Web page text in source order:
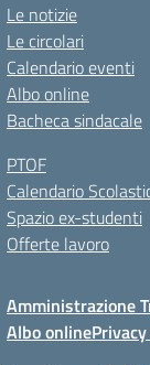
Le notizie
Le circolari
Calendario eventi
Albo online
Bacheca sindacale
PTOF
Calendario
Spazio ex-studenti
Offerte lavoro
Amministrazione
Albo online